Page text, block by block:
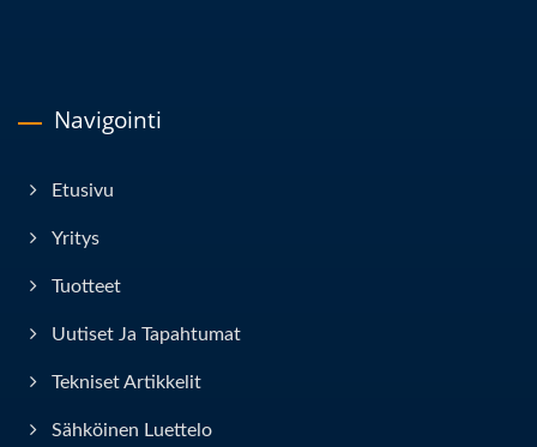
Navigointi
Etusivu
Yritys
Tuotteet
Uutiset Ja Tapahtumat
Tekniset Artikkelit
Sähköinen Luettelo